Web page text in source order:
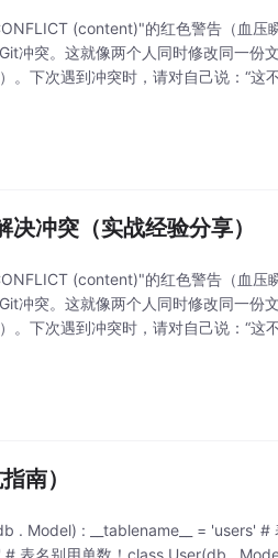
(content)"的红色警告（血压
冲突。这就像两个人同时修改同一份
。下次遇到冲突时，请对自己说：“这
冲突（实战经验分享）
(content)"的红色警告（血压
冲突。这就像两个人同时修改同一份
。下次遇到冲突时，请对自己说：“这
南）
. Model) : __tablename__ = 'users' #
表名别用单数！class User(db .